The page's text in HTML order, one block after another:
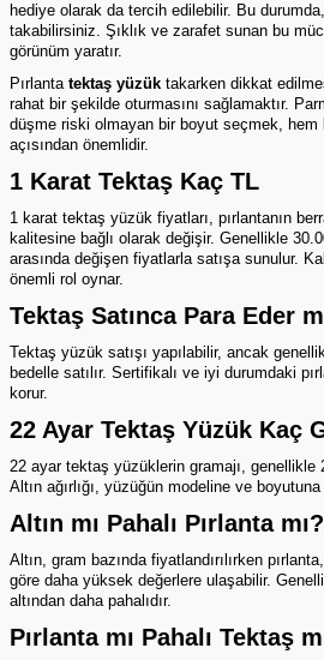
hediye olarak da tercih edilebilir. Bu
takabilirsiniz. Şıklık ve zarafet sunan bu
görünüm yaratır.
Pırlanta tektaş yüzük takarken dikkat
rahat bir şekilde oturmasını sağlamaktır.
düşme riski olmayan bir boyut seçmek, hem
açısından önemlidir.
1 Karat Tektaş Kaç TL
1 karat tektaş yüzük fiyatları, pırlantanın
kalitesine bağlı olarak değişir. Genellikle
arasında değişen fiyatlarla satışa sunulur.
önemli rol oynar.
Tektaş Satınca Para Eder
Tektaş yüzük satışı yapılabilir, ancak
bedelle satılır. Sertifikalı ve iyi durumdaki
korur.
22 Ayar Tektaş Yüzük Kaç
22 ayar tektaş yüzüklerin gramajı, genellikle
Altın ağırlığı, yüzüğün modeline ve
Altın mı Pahalı Pırlanta mı?
Altın, gram bazında fiyatlandırılırken
göre daha yüksek değerlere ulaşabilir.
altından daha pahalıdır.
Pırlanta mı Pahalı Tektaş